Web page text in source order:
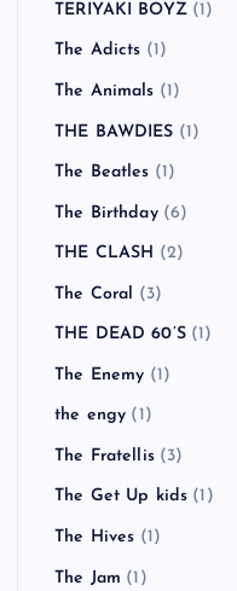
TERIYAKI BOYZ(1)
The Adicts (1)
The Animals (1)
THE BAWDIES (1)
The Beatles (1)
The Birthday(6)
THE CLASH (2)
The Coral (3)
THE DEAD 60’S(1)
The Enemy (1)
the engy (1)
The Fratellis(3)
The Get Up kids (1)
The Hives (1)
The Jam (1)